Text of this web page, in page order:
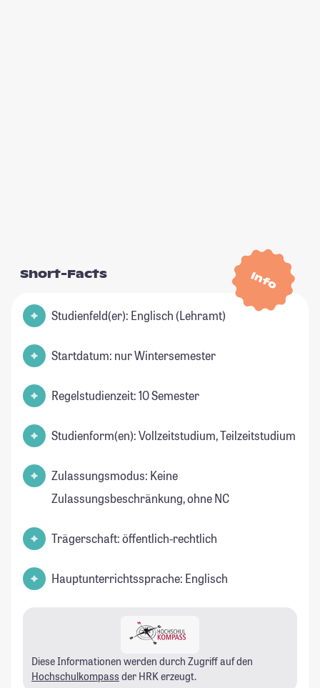
Info
Short-Facts
Studienfeld(er): Englisch (Lehramt)
Startdatum: nur Wintersemester
Regelstudienzeit: 10 Semester
Studienform(en): Vollzeitstudium, Teilzeitstudium
Zulassungsmodus: Keine
Zulassungsbeschränkung, ohne NC
Trägerschaft: öffentlich-rechtlich
Hauptunterrichtssprache: Englisch
Diese Informationen werden durch Zugriff auf den
Hochschulkompass der HRK erzeugt.